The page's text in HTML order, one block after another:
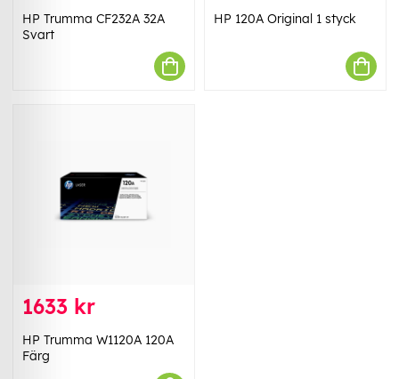
HP Trumma CF232A 32A
Svart
HP 120A Original 1 styck
1633 kr
HP Trumma W1120A 120A
Färg